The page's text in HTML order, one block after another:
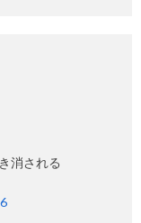
消される